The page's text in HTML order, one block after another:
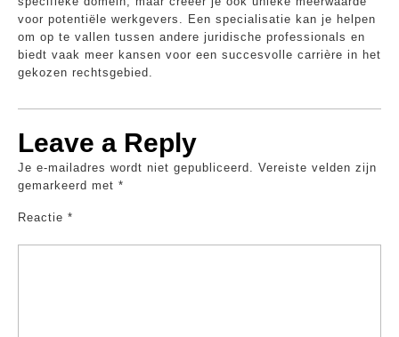
voor potentiële werkgevers. Een specialisatie kan je helpen
om op te vallen tussen andere juridische professionals en
biedt vaak meer kansen voor een succesvolle carrière in het
gekozen rechtsgebied.
Leave a Reply
Je e-mailadres wordt niet gepubliceerd. Vereiste velden zijn
gemarkeerd met *
Reactie *